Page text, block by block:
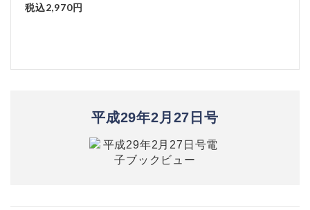
税込2,970円
平成29年2月27日号